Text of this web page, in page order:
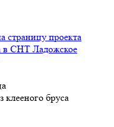
страницу проекта
в СНТ Ладожское
клееного бруса